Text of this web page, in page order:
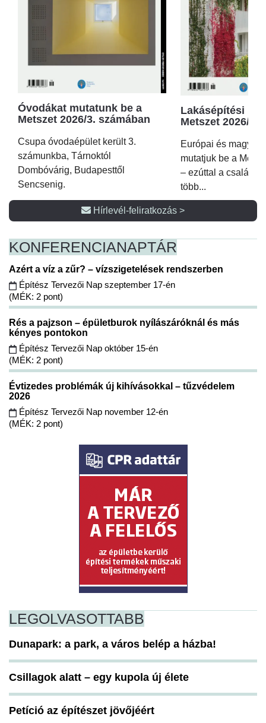
Óvodákat mutatunk be a
Metszet 2026/3. számában
Csupa óvodaépület került 3.
számunkba, Tárnoktól
Dombóvárig, Budapesttől
Sencsenig.
Lakásépítési
Metszet 2026/2.
Európai és magyar
mutatjuk be a
– ezúttal a családi
több...
Hírlevél-feliratkozás >
KONFERENCIANAPTÁR
Azért a víz a zűr? – vízszigetelések rendszerben
Építész Tervezői Nap szeptember 17-én
(MÉK: 2 pont)
Rés a pajzson – épületburok nyílászáróknál és más
kényes pontokon
Építész Tervezői Nap október 15-én
(MÉK: 2 pont)
Évtizedes problémák új kihívásokkal – tűzvédelem
2026
Építész Tervezői Nap november 12-én
(MÉK: 2 pont)
LEGOLVASOTTABB
Dunapark: a park, a város belép a házba!
Csillagok alatt – egy kupola új élete
Petíció az építészet jövőjéért